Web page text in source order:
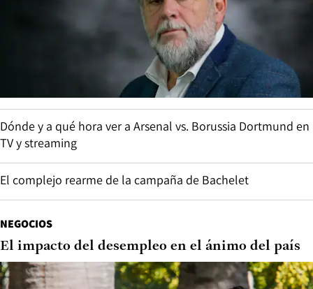
Dónde y a qué hora ver a Arsenal vs. Borussia Dortmund en
TV y streaming
El complejo rearme de la campaña de Bachelet
NEGOCIOS
El impacto del desempleo en el ánimo del país